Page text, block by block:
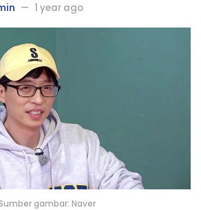
1 year ago
gambar: Naver